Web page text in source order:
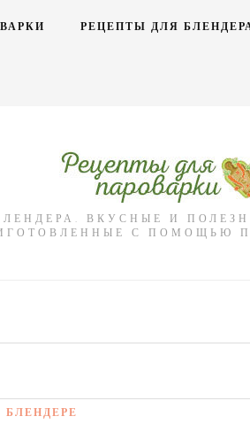
РЕЦЕПТЫ ДЛЯ
ВКУСНЫЕ И
С ПОМОЩЬЮ